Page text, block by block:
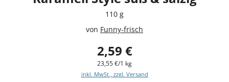
110 g
von Funny-frisch
2,59 €
23,55 €/1 kg
inkl. MwSt., zzgl. Versand